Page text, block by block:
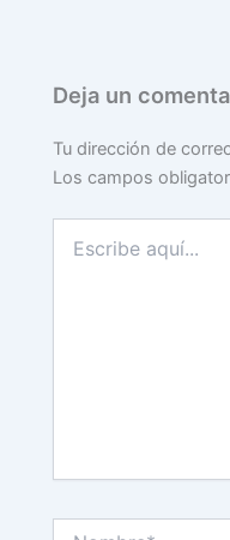
Deja un
Tu dirección de
Los campos
aquí...